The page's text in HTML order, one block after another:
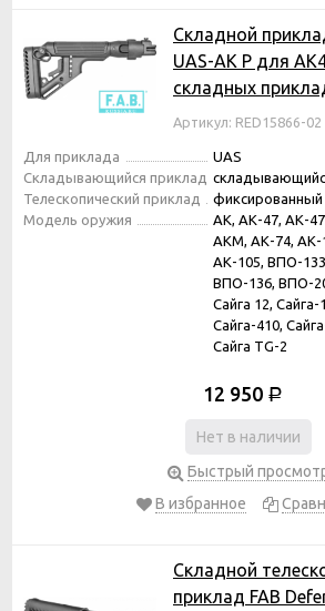
Складной
UAS-AK P для
складных
Артикул: RED15866-02
Для приклада
UAS
Складывающийся приклад
Телескопический приклад
фиксированный
Модель оружия
АК, АК-47, АК-
АКМ, АК-74, АК-
АК-105, ВПО-133,
ВПО-136, ВПО-
Сайга 12, Сайга-
Сайга-410,
Сайга TG-2
12 950 Р
Нет в наличии
Быстрый
В избранное
Складной
приклад FAB